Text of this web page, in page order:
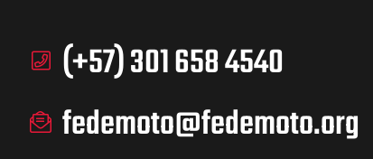
(+57) 301 658 4540
fedemoto@fedemoto.org